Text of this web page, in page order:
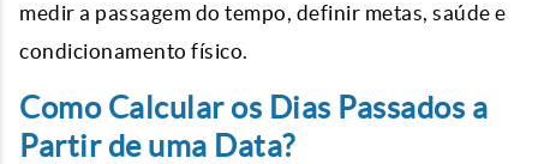
medir a passagem do tempo, definir metas, saúde e
condicionamento físico.
Como Calcular os Dias Passados ​​a
Partir de uma Data?